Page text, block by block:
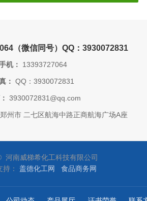
（微信同号）QQ：3930072831
机： 13393727064
： QQ：3930072831
3930072831@qq.com
州市 二七区航海中路正商航海广场A座
河南威梯希化工科技有限公司
： 盖德化工网 食品商务网